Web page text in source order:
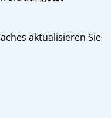
aktualisieren Sie